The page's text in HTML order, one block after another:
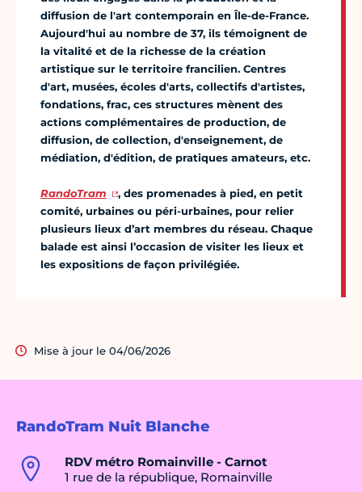
RandoTram Nuit Blanche
RDV métro Romainville - Carnot
1 rue de la république, Romainville
diffusion de l'art contemporain en Île-de-France.
Aujourd'hui au nombre de 37, ils témoignent de
la vitalité et de la richesse de la création
artistique sur le territoire francilien. Centres
d'art, musées, écoles d'arts, collectifs d'artistes,
fondations, frac, ces structures mènent des
actions complémentaires de production, de
diffusion, de collection, d'enseignement, de
médiation, d'édition, de pratiques amateurs, etc.
RandoTram
, des promenades à pied, en petit
comité, urbaines ou péri-urbaines, pour relier
plusieurs lieux d’art membres du réseau. Chaque
balade est ainsi l’occasion de visiter les lieux et
les expositions de façon privilégiée.
Mise à jour le 04/06/2026